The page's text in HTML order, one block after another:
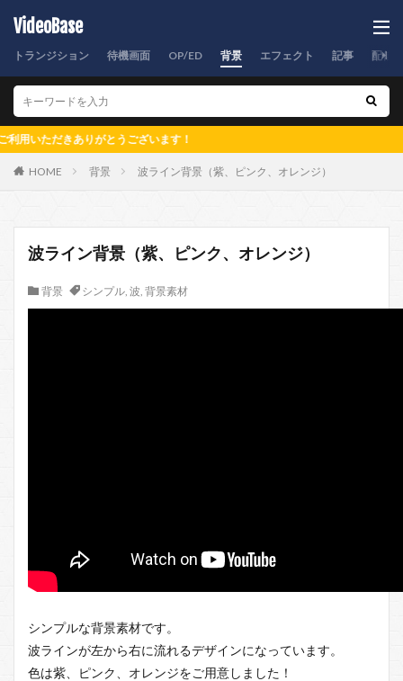
VideoBase
トランジション 待機画面 OP/ED 背景 エフェクト 記事 配信
きありがとうございます！
HOME 背景 波ライン背景（紫、ピンク、オレンジ）
波ライン背景（紫、ピンク、オレンジ）
背景 シンプル, 波, 背景素材
シンプルな背景素材です。
波ラインが左から右に流れるデザインになっています。
色は紫、ピンク、オレンジをご用意しました！